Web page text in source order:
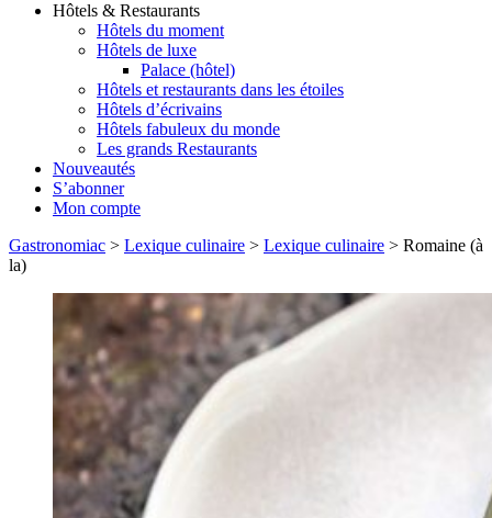
Hôtels & Restaurants
Hôtels du moment
Hôtels de luxe
Palace (hôtel)
Hôtels et restaurants dans les étoiles
Hôtels d’écrivains
Hôtels fabuleux du monde
Les grands Restaurants
Nouveautés
S’abonner
Mon compte
Gastronomiac > Lexique culinaire > Lexique culinaire > Romaine (à
la)